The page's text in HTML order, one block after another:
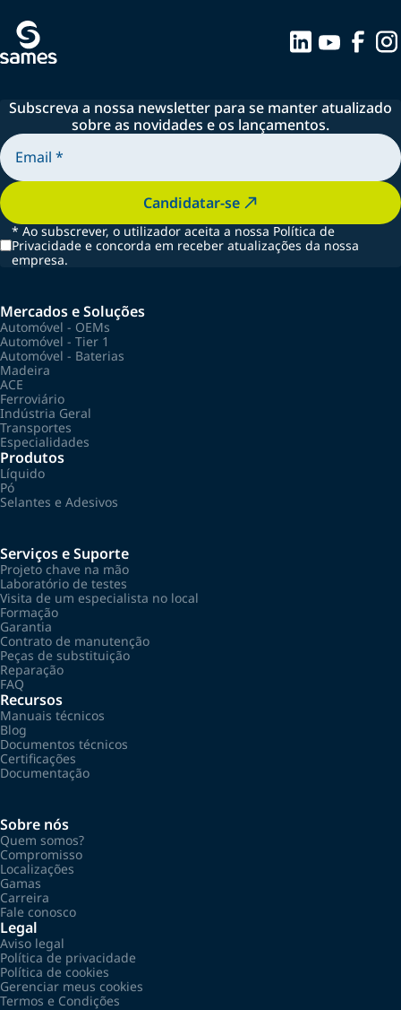
Subscreva a nossa newsletter para se manter atualizado
sobre as novidades e os lançamentos.
Candidatar-se
* Ao subscrever, o utilizador aceita a nossa Política de
Privacidade e concorda em receber atualizações da nossa
empresa.
Mercados e Soluções
Automóvel - OEMs
Automóvel - Tier 1
Automóvel - Baterias
Madeira
ACE
Ferroviário
Indústria Geral
Transportes
Especialidades
Produtos
Líquido
Pó
Selantes e Adesivos
Serviços e Suporte
Projeto chave na mão
Laboratório de testes
Visita de um especialista no local
Formação
Garantia
Contrato de manutenção
Peças de substituição
Reparação
FAQ
Recursos
Manuais técnicos
Blog
Documentos técnicos
Certificações
Documentação
Sobre nós
Quem somos?
Compromisso
Localizações
Gamas
Carreira
Fale conosco
Legal
Aviso legal
Política de privacidade
Política de cookies
Gerenciar meus cookies
Termos e Condições